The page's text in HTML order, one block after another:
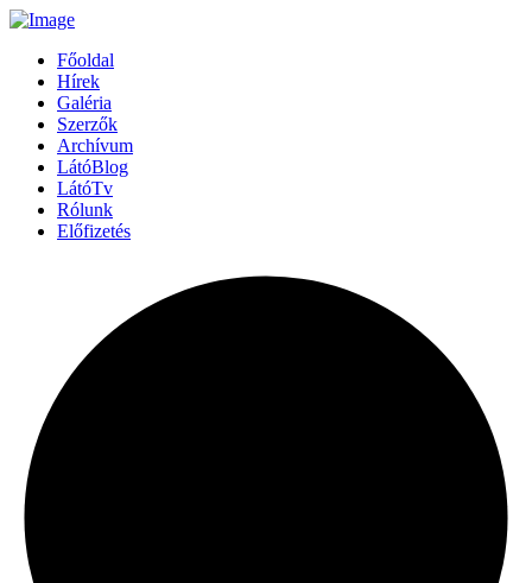
Főoldal
Hírek
Galéria
Szerzők
Archívum
LátóBlog
LátóTv
Rólunk
Előfizetés